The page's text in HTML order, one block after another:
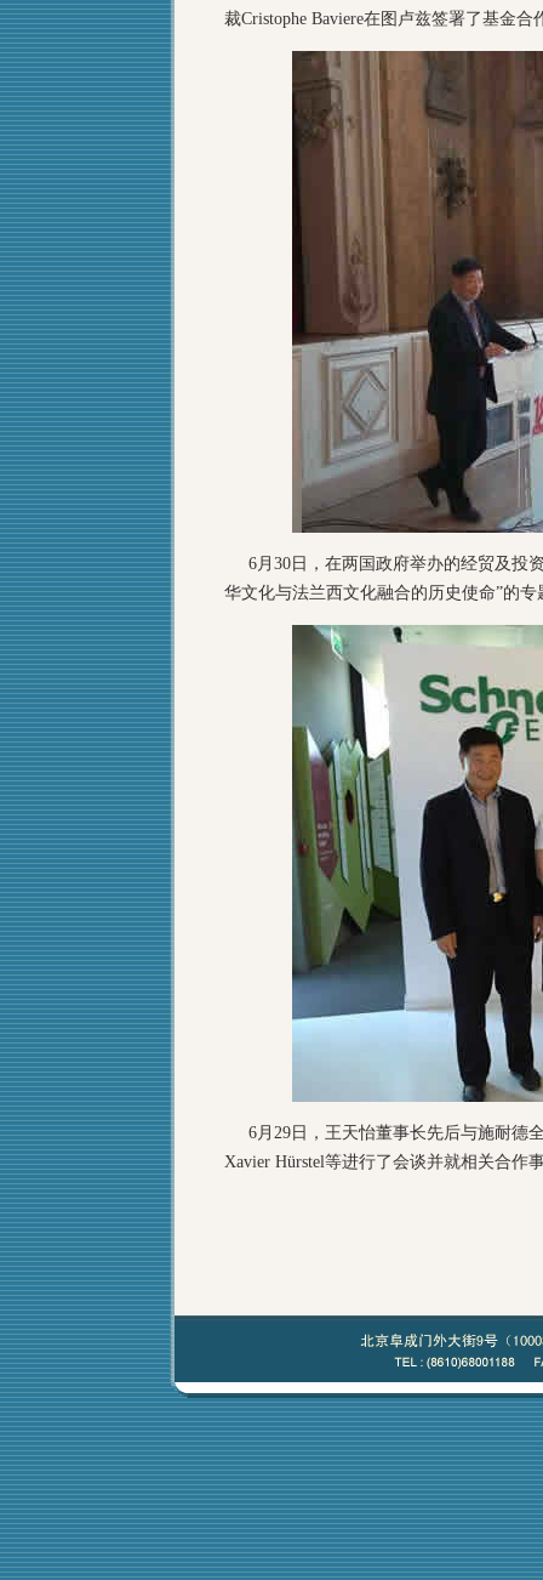
裁Cristophe Baviere在图卢兹签署了基金合
6月30日，在两国政府举办的经贸及投
华文化与法兰西文化融合的历史使命”的专
6月29日，王天怡董事长先后与施耐德
Xavier Hürstel等进行了会谈并就相关合作